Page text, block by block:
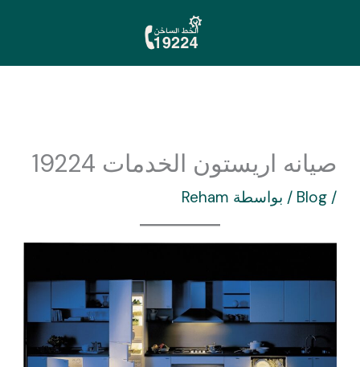
المحتوى
صيانه اريستون الخدمات 19224
/
Blog / بواسطة Reham